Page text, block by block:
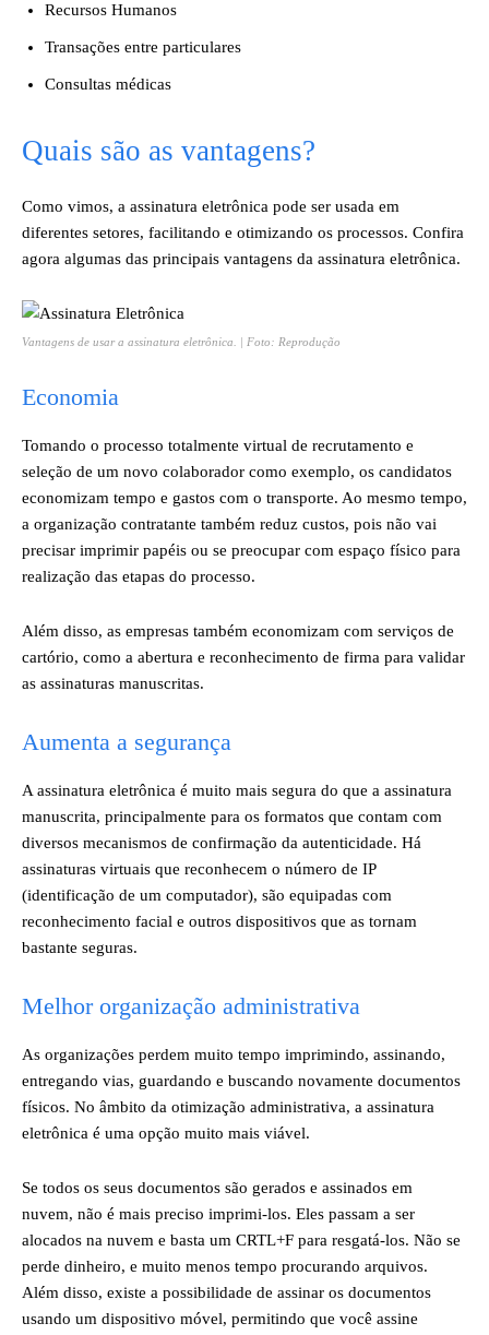
Recursos Humanos
Transações entre particulares
Consultas médicas
Quais são as vantagens?
Como vimos, a assinatura eletrônica pode ser usada em
diferentes setores, facilitando e otimizando os processos. Confira
agora algumas das principais vantagens da assinatura eletrônica.
Vantagens de usar a assinatura eletrônica. | Foto: Reprodução
Economia
Tomando o processo totalmente virtual de recrutamento e
seleção de um novo colaborador como exemplo, os candidatos
economizam tempo e gastos com o transporte. Ao mesmo tempo,
a organização contratante também reduz custos, pois não vai
precisar imprimir papéis ou se preocupar com espaço físico para
realização das etapas do processo.
Além disso, as empresas também economizam com serviços de
cartório, como a abertura e reconhecimento de firma para validar
as assinaturas manuscritas.
Aumenta a segurança
A assinatura eletrônica é muito mais segura do que a assinatura
manuscrita, principalmente para os formatos que contam com
diversos mecanismos de confirmação da autenticidade. Há
assinaturas virtuais que reconhecem o número de IP
(identificação de um computador), são equipadas com
reconhecimento facial e outros dispositivos que as tornam
bastante seguras.
Melhor organização administrativa
As organizações perdem muito tempo imprimindo, assinando,
entregando vias, guardando e buscando novamente documentos
físicos. No âmbito da otimização administrativa, a assinatura
eletrônica é uma opção muito mais viável.
Se todos os seus documentos são gerados e assinados em
nuvem, não é mais preciso imprimi-los. Eles passam a ser
alocados na nuvem e basta um CRTL+F para resgatá-los. Não se
perde dinheiro, e muito menos tempo procurando arquivos.
Além disso, existe a possibilidade de assinar os documentos
usando um dispositivo móvel, permitindo que você assine